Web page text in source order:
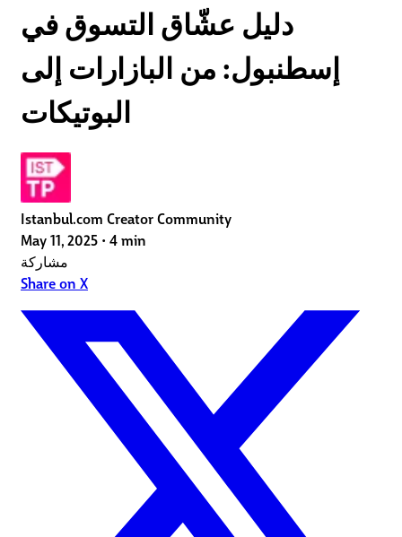
دليل عشّاق التسوق في
إسطنبول: من البازارات إلى
البوتيكات
Istanbul.com Creator Community
May 11, 2025 • 4 min
مشاركة
Share on X